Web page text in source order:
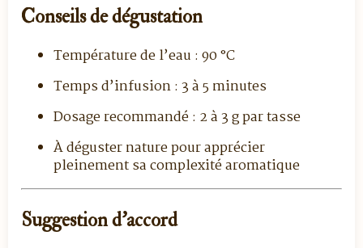
Conseils de dégustation
Température de l’eau : 90 °C
Temps d’infusion : 3 à 5 minutes
Dosage recommandé : 2 à 3 g par tasse
À déguster nature pour apprécier
pleinement sa complexité aromatique
Suggestion d’accord